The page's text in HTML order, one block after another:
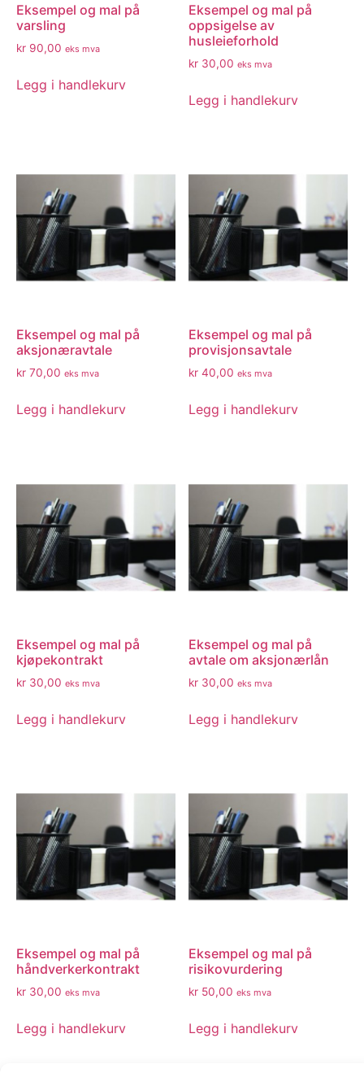
Eksempel og mal på
varsling
kr 90,00 eks mva
Legg i handlekurv
Eksempel og mal på
oppsigelse av
husleieforhold
kr 30,00 eks mva
Legg i handlekurv
Eksempel og mal på
aksjonæravtale
kr 70,00 eks mva
Legg i handlekurv
Eksempel og mal på
provisjonsavtale
kr 40,00 eks mva
Legg i handlekurv
Eksempel og mal på
kjøpekontrakt
kr 30,00 eks mva
Legg i handlekurv
Eksempel og mal på
avtale om aksjonærlån
kr 30,00 eks mva
Legg i handlekurv
Eksempel og mal på
håndverkerkontrakt
kr 30,00 eks mva
Legg i handlekurv
Eksempel og mal på
risikovurdering
kr 50,00 eks mva
Legg i handlekurv